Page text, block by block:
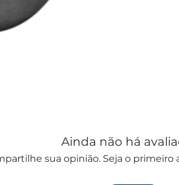
Ainda não há
sua opinião. Seja o primeiro